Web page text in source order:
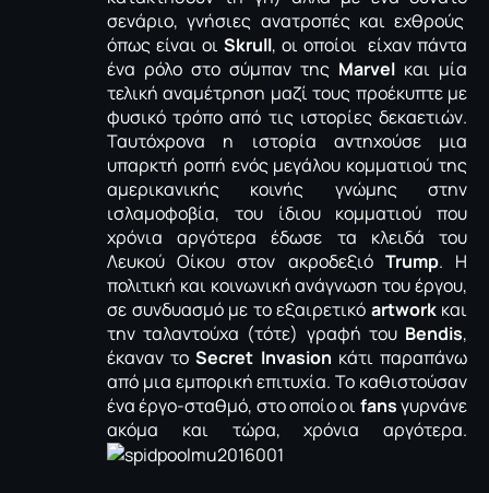
σενάριο, γνήσιες ανατροπές και εχθρούς
όπως είναι οι Skrull, οι οποίοι είχαν πάντα
ένα ρόλο στο σύμπαν της Marvel και μία
τελική αναμέτρηση μαζί τους προέκυπτε με
φυσικό τρόπο από τις ιστορίες δεκαετιών.
Ταυτόχρονα η ιστορία αντηχούσε μια
υπαρκτή ροπή ενός μεγάλου κομματιού της
αμερικανικής κοινής γνώμης στην
ισλαμοφοβία, του ίδιου κομματιού που
χρόνια αργότερα έδωσε τα κλειδά του
Λευκού Οίκου στον ακροδεξιό Trump. Η
πολιτική και κοινωνική ανάγνωση του έργου,
σε συνδυασμό με το εξαιρετικό artworkκαι
την ταλαντούχα (τότε) γραφή τουBendis,
έκαναν τοSecret Invasion κάτι παραπάνω
από μια εμπορική επιτυχία. Το καθιστούσαν
ένα έργο-σταθμό, στο οποίο οι fansγυρνάνε
ακόμα και τώρα, χρόνια αργότερα.